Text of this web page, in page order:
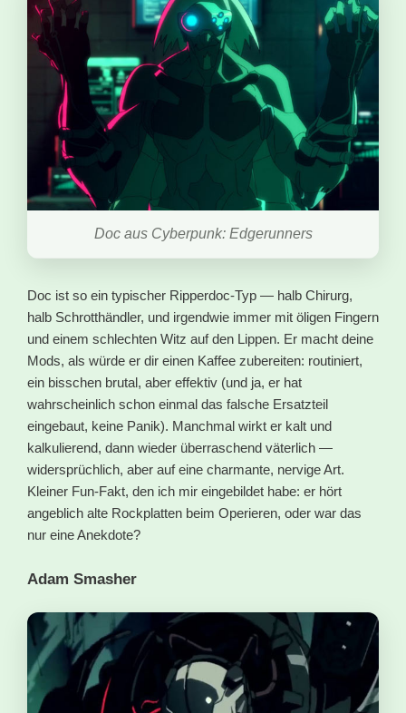
Doc aus Cyberpunk: Edgerunners
Doc ist so ein typischer Ripperdoc-Typ — halb Chirurg,
halb Schrotthändler, und irgendwie immer mit öligen Fingern
und einem schlechten Witz auf den Lippen. Er macht deine
Mods, als würde er dir einen Kaffee zubereiten: routiniert,
ein bisschen brutal, aber effektiv (und ja, er hat
wahrscheinlich schon einmal das falsche Ersatzteil
eingebaut, keine Panik). Manchmal wirkt er kalt und
kalkulierend, dann wieder überraschend väterlich —
widersprüchlich, aber auf eine charmante, nervige Art.
Kleiner Fun-Fakt, den ich mir eingebildet habe: er hört
angeblich alte Rockplatten beim Operieren, oder war das
nur eine Anekdote?
Adam Smasher